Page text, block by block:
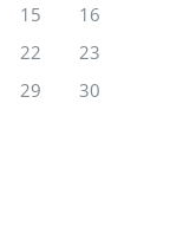
15
16
22
23
29
30